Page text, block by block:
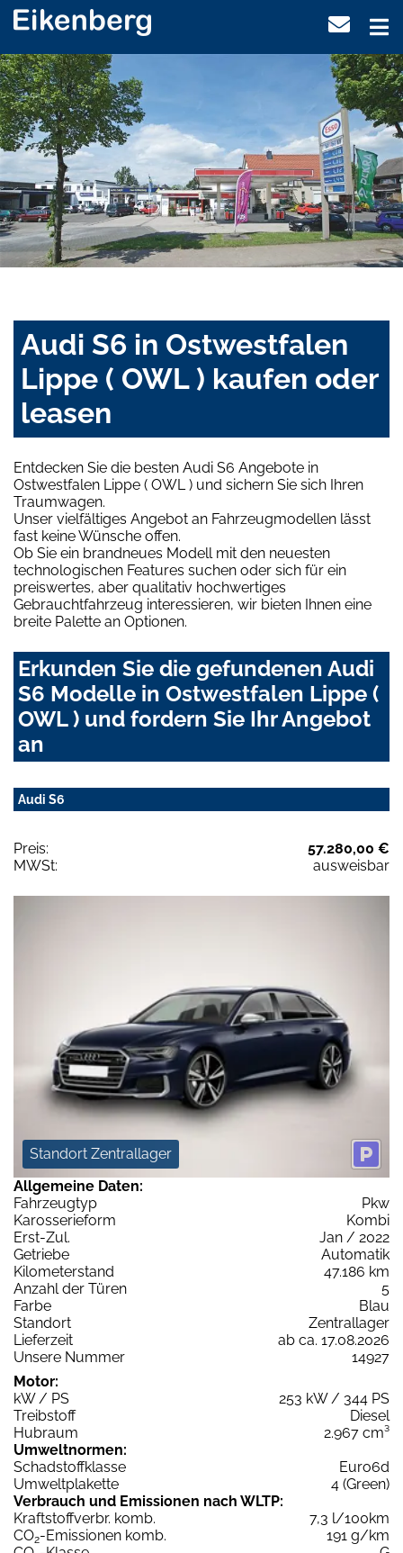
Audi S6 in Ostwestfalen
Lippe ( OWL ) kaufen oder
leasen
Entdecken Sie die besten Audi S6 Angebote in
Ostwestfalen Lippe ( OWL ) und sichern Sie sich Ihren
Traumwagen.
Unser vielfältiges Angebot an Fahrzeugmodellen lässt
fast keine Wünsche offen.
Ob Sie ein brandneues Modell mit den neuesten
technologischen Features suchen oder sich für ein
preiswertes, aber qualitativ hochwertiges
Gebrauchtfahrzeug interessieren, wir bieten Ihnen eine
breite Palette an Optionen.
Erkunden Sie die gefundenen Audi
S6 Modelle in Ostwestfalen Lippe (
OWL ) und fordern Sie Ihr Angebot
an
Audi S6
Preis:
57.280,00 €
MWSt:
ausweisbar
Standort Zentrallager
Allgemeine Daten:
Fahrzeugtyp
Pkw
Karosserieform
Kombi
Erst-Zul.
Jan / 2022
Getriebe
Automatik
Kilometerstand
47.186 km
Anzahl der Türen
5
Farbe
Blau
Standort
Zentrallager
Lieferzeit
ab ca. 17.08.2026
Unsere Nummer
14927
Motor:
kW / PS
253 kW / 344 PS
Treibstoff
Diesel
Hubraum
2.967 cm³
Umweltnormen:
Schadstoffklasse
Euro6d
Umweltplakette
4 (Green)
Verbrauch und Emissionen nach WLTP:
Kraftstoffverbr. komb.
7,3 l/100km
CO2-Emissionen komb.
191 g/km